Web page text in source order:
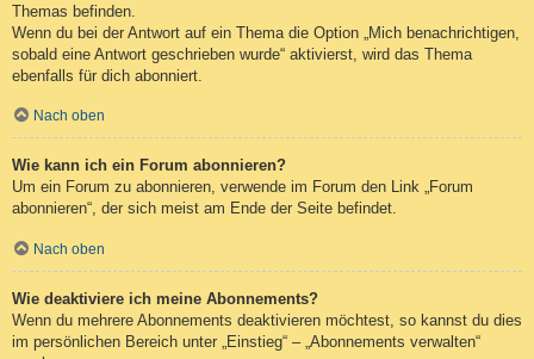
Themas befinden.
Wenn du bei der Antwort auf ein Thema die Option „Mich benachrichtigen,
sobald eine Antwort geschrieben wurde“ aktivierst, wird das Thema
ebenfalls für dich abonniert.
Nach oben
Wie kann ich ein Forum abonnieren?
Um ein Forum zu abonnieren, verwende im Forum den Link „Forum
abonnieren“, der sich meist am Ende der Seite befindet.
Nach oben
Wie deaktiviere ich meine Abonnements?
Wenn du mehrere Abonnements deaktivieren möchtest, so kannst du dies
im persönlichen Bereich unter „Einstieg“ – „Abonnements verwalten“